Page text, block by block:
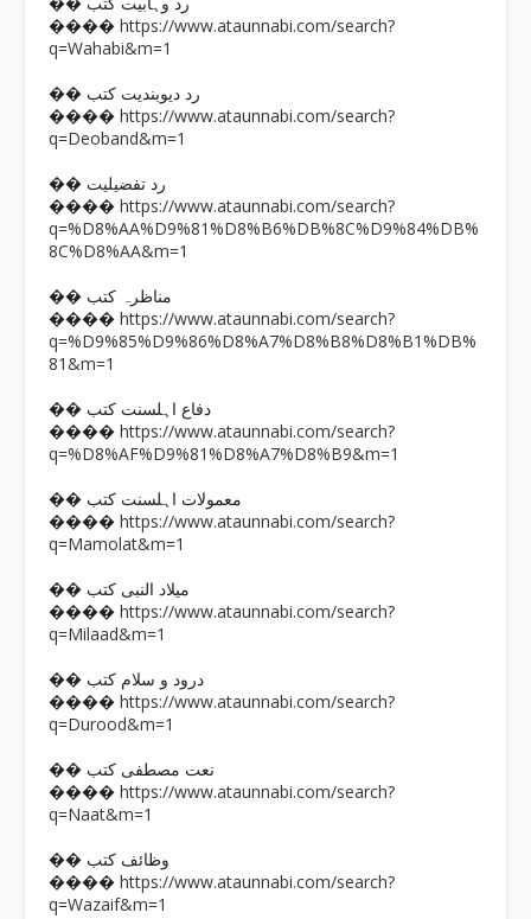
�� رد وہابیت کتب
���� https://www.ataunnabi.com/search?
q=Wahabi&m=1
�� رد دیوبندیت کتب
���� https://www.ataunnabi.com/search?
q=Deoband&m=1
�� رد تفضیلیت
���� https://www.ataunnabi.com/search?
q=%D8%AA%D9%81%D8%B6%DB%8C%D9%84%DB%
8C%D8%AA&m=1
�� مناظرہ کتب
���� https://www.ataunnabi.com/search?
q=%D9%85%D9%86%D8%A7%D8%B8%D8%B1%DB%
81&m=1
�� دفاع اہلسنت کتب
���� https://www.ataunnabi.com/search?
q=%D8%AF%D9%81%D8%A7%D8%B9&m=1
�� معمولات اہلسنت کتب
���� https://www.ataunnabi.com/search?
q=Mamolat&m=1
�� میلاد النبی کتب
���� https://www.ataunnabi.com/search?
q=Milaad&m=1
�� درود و سلام کتب
���� https://www.ataunnabi.com/search?
q=Durood&m=1
�� نعت مصطفی کتب
���� https://www.ataunnabi.com/search?
q=Naat&m=1
�� وظائف کتب
���� https://www.ataunnabi.com/search?
q=Wazaif&m=1